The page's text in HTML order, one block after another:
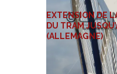
EXTENSION DE
DU TRAM
(ALLEMAGNE)